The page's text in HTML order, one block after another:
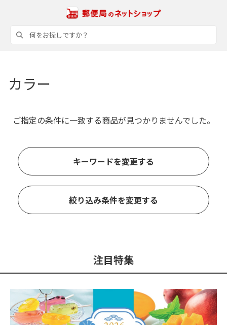
カラー
ご指定の条件に一致する商品が見つかりませんでした。
キーワードを変更する
絞り込み条件を変更する
注目特集